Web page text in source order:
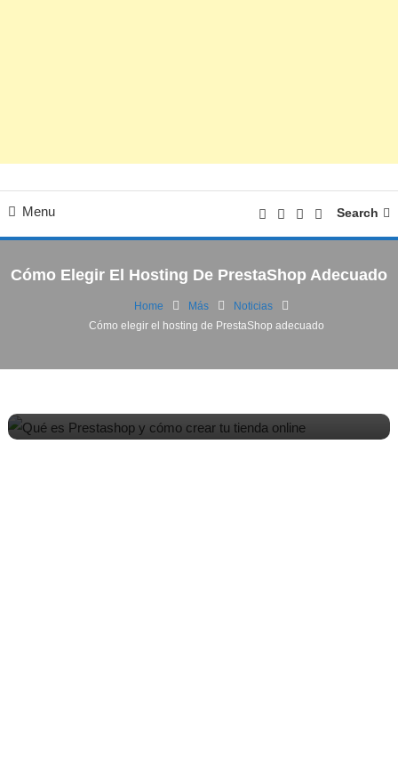
Menu Search
Cómo Elegir El Hosting De PrestaShop Adecuado
Home Más
Noticias
Cómo elegir el hosting de PrestaShop adecuado